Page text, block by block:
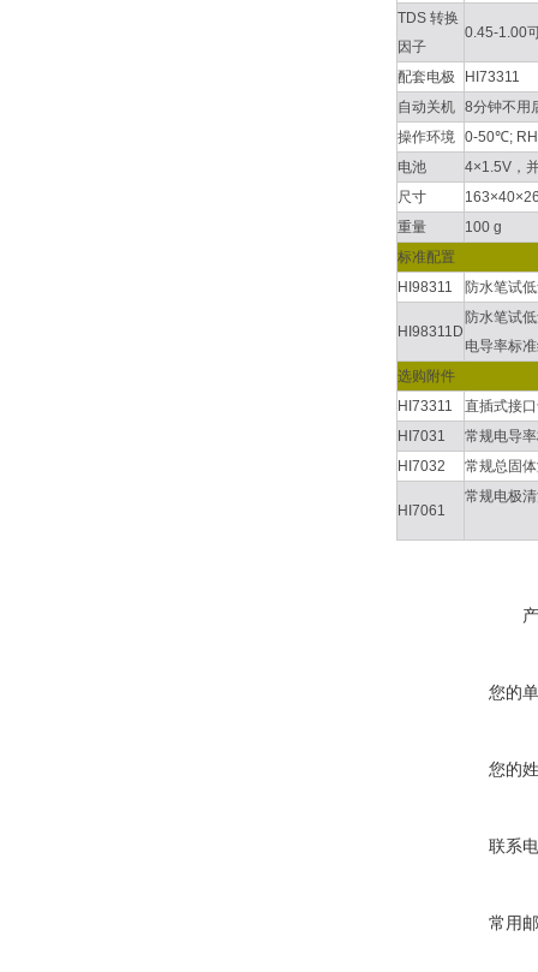
TDS 转换
因子
0.45-1.00
配套电极
HI73311
自动关机 8分钟不用
操作环境 0-50℃;
电池
4×1.5V，
尺寸
重量
100 g
标准配置
HI98311
防水笔试
HI98311D
防水笔试
电导率标
选购附件
HI73311
直插式接
HI7031
常规电导
HI7032
常规总固
HI7061
常规电极
您的
您的
联系
常用